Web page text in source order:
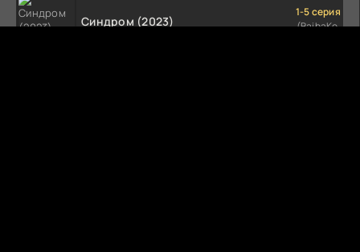
Синдром (2023)
1-5 серия
(BaibaKo,